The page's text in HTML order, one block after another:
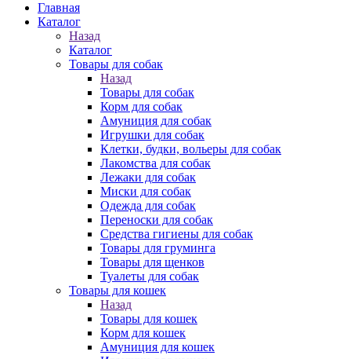
Главная
Каталог
Назад
Каталог
Товары для собак
Назад
Товары для собак
Корм для собак
Амуниция для собак
Игрушки для собак
Клетки, будки, вольеры для собак
Лакомства для собак
Лежаки для собак
Миски для собак
Одежда для собак
Переноски для собак
Средства гигиены для собак
Товары для груминга
Товары для щенков
Туалеты для собак
Товары для кошек
Назад
Товары для кошек
Корм для кошек
Амуниция для кошек